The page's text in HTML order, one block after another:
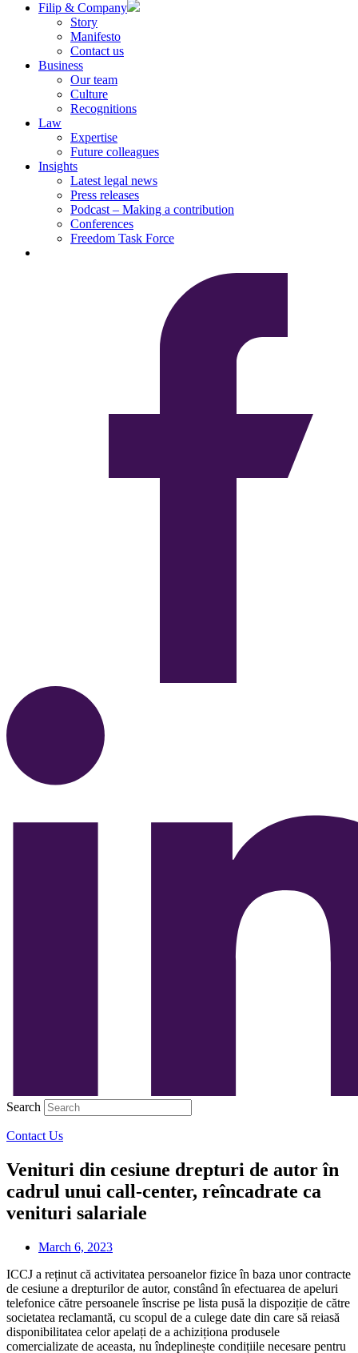
Filip & Company
Story
Manifesto
Contact us
Business
Our team
Culture
Recognitions
Law
Expertise
Future colleagues
Insights
Latest legal news
Press releases
Podcast – Making a contribution
Conferences
Freedom Task Force
Search
Contact Us
Venituri din cesiune drepturi de autor în
cadrul unui call-center, reîncadrate ca
venituri salariale
March 6, 2023
ICCJ a reținut că activitatea persoanelor fizice în baza unor contracte
de cesiune a drepturilor de autor, constând în efectuarea de apeluri
telefonice către persoanele înscrise pe lista pusă la dispoziție de către
societatea reclamantă, cu scopul de a culege date din care să reiasă
disponibilitatea celor apelați de a achiziționa produsele
comercializate de aceasta, nu îndeplinește condițiile necesare pentru